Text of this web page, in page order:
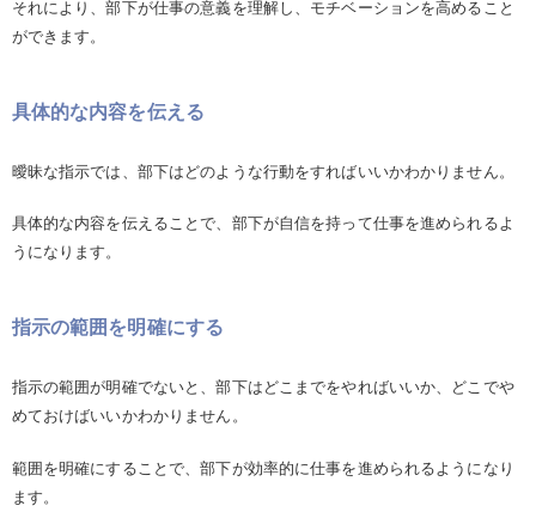
それにより、部下が仕事の意義を理解し、モチベーションを高めること
ができます。
具体的な内容を伝える
曖昧な指示では、部下はどのような行動をすればいいかわかりません。
具体的な内容を伝えることで、部下が自信を持って仕事を進められるよ
うになります。
指示の範囲を明確にする
指示の範囲が明確でないと、部下はどこまでをやればいいか、どこでや
めておけばいいかわかりません。
範囲を明確にすることで、部下が効率的に仕事を進められるようになり
ます。